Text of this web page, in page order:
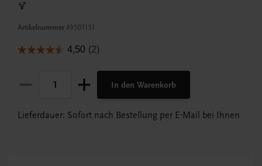
🍹
Artikelnummer49501151
In den Warenkorb
Lieferdauer: Sofort nach Bestellung per E-Mail bei Ihnen